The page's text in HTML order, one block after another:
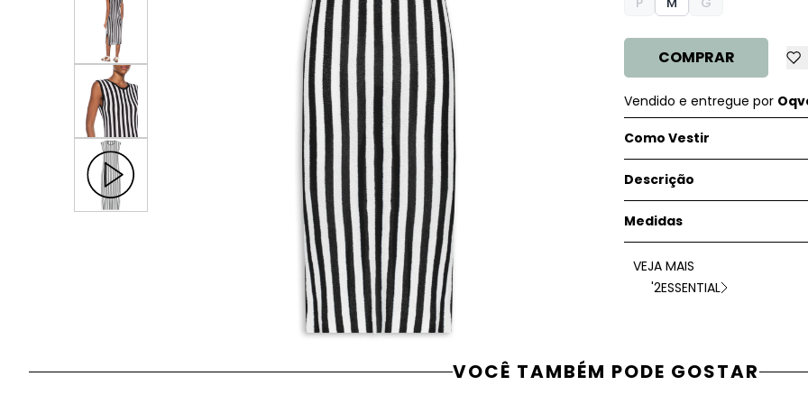
COMPRAR
Vendido e entregue por
Como Vestir
Descrição
Medidas
VEJA MAIS
'2ESSENTIAL
VOCÊ TAMBÉM PODE GOSTAR